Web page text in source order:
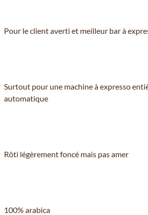
Pour le client averti et meilleur bar à
Surtout pour une machine à expresso
automatique
Rôti légèrement foncé mais pas amer
100% arabica